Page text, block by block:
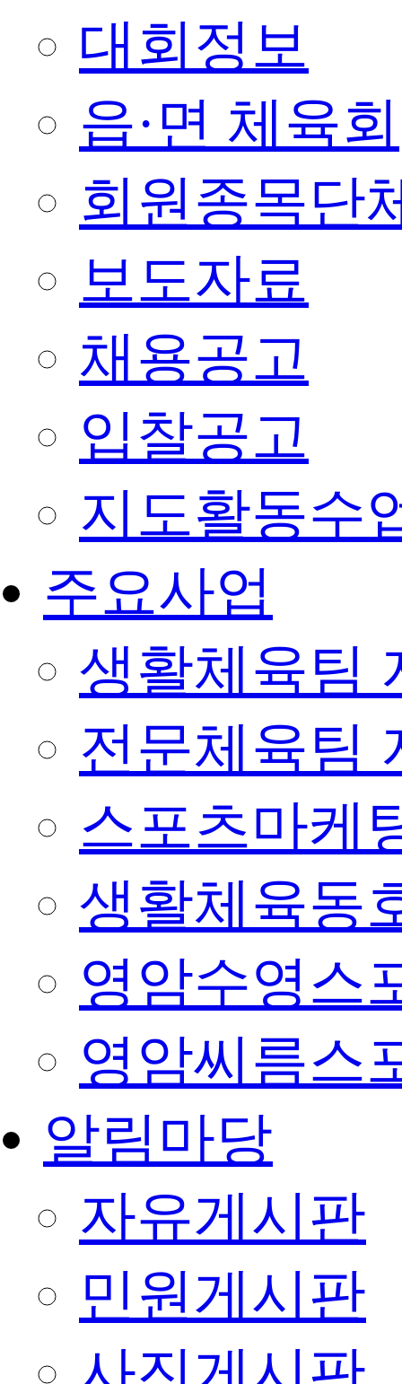
대회정보
읍·면 체육회
회원종목단
보도자료
채용공고
입찰공고
지도활동수
주요사업
생활체육팀
전문체육팀
스포츠마케
생활체육동
영암수영스
영암씨름스
알림마당
자유게시판
민원게시판